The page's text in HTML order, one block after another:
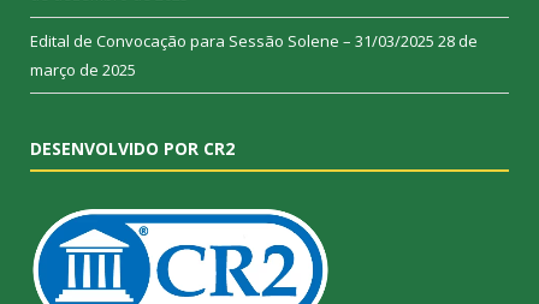
Edital de Convocação para Sessão Solene – 31/03/2025 28 de
março de 2025
DESENVOLVIDO POR CR2